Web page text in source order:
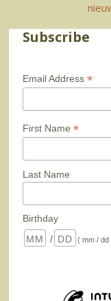
Subscribe
Email Address *
First Name *
Last Name
Birthday
/
( mm / dd